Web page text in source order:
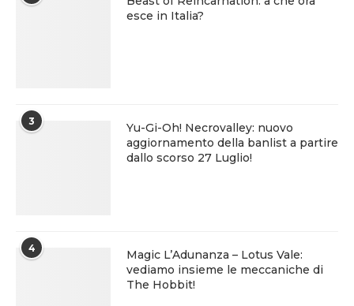
esce in Italia?
3
Yu-Gi-Oh! Necrovalley: nuovo
aggiornamento della banlist a partire
dallo scorso 27 Luglio!
4
Magic L’Adunanza – Lotus Vale:
vediamo insieme le meccaniche di
The Hobbit!